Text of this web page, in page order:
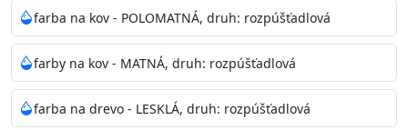
Odtieň: Biela + je možné tónovať podľa RAL, NCS,
Pantone
Informácie k aplikácií
Pred použitím farbu narieďte do 10% vodou podľa
farba na kov - POLOMATNÁ, druh: rozpúšťadlová
farby na kov - MATNÁ, druh: rozpúšťadlová
farba na drevo - LESKLÁ, druh: rozpúšťadlová